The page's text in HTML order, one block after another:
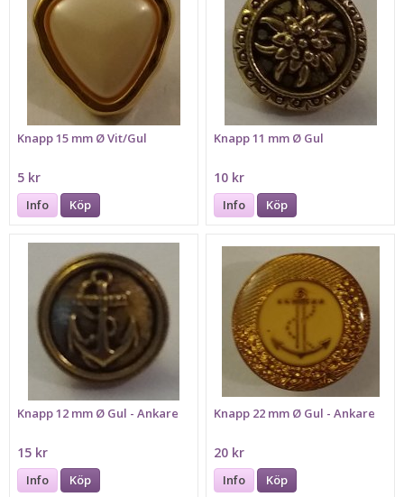
Knapp 15 mm Ø Vit/Gul
5 kr
Info Köp
Knapp 11 mm Ø Gul
10 kr
Info Köp
Knapp 12 mm Ø Gul - Ankare
15 kr
Info Köp
Knapp 22 mm Ø Gul - Ankare
20 kr
Info Köp